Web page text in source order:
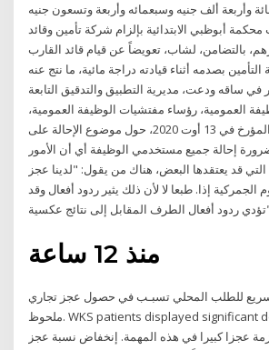
ستمائة وأربعة ألف جنيه وسبعمائه وأربعة وتسعون جنيه
أبوظبي الابتدائية بإلزام شركة تأمين وقائد
بالتضامن، لشاب، تعويضاً عن قيام قائد القارب
بصدمه أثناء قيادته دراجة مائية، ما نتج عنه
ساقه ودعت، مديرية التطبيق والتدقيق التابعة
العمومية، رؤساء مفتشيات الوظيفة العمومية،
في المرجع رقم 222 المؤرخ في 13 أوت 2020، حول موضوع الإحالة على
إحالة جميع مستخدمي الوظيفة أي أن الأمور
قد يعتقدها البعض، هناك من يقول: "لدينا عجز
الجمركية إذا. طبعا لا لأن ذلك يثير ردود أفعال وقد
عكسية".
منذ 12 ساعة
للطلب المحلي تسبـب في حصول عجز تجاري
ملحوظ. WKS patients displayed significant deficits in this task.
عجزا كبيرا في هذه المهمة. إنخفاض نسبة عجز